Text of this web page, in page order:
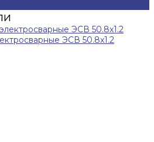
ЭСВ 50.8x1.2